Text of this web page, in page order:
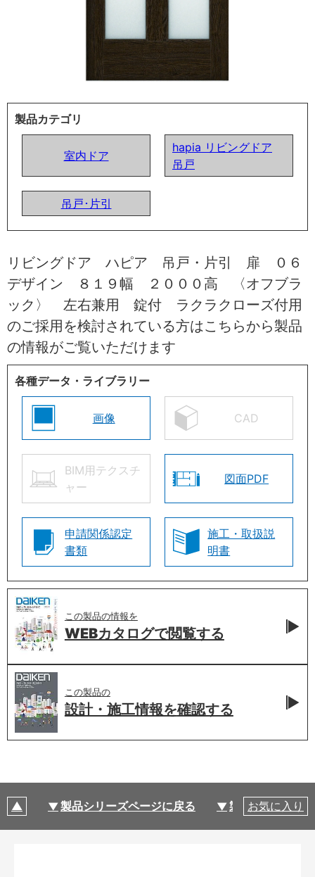
製品カテゴリ
室内ドア
hapia リビングドア
吊戸
吊戸･片引
リビングドア ハピア 吊戸・片引 扉 ０６
デザイン ８１９幅 ２０００高 〈オフブラ
ック〉 左右兼用 錠付 ラクラクローズ付用
のご採用を検討されている方はこちらから製品
の情報がご覧いただけます
各種データ・ライブラリー
画像 CAD
BIM用テクスチ
ャー
図面PDF
申請関係認定
書類
施工・取扱説
明書
この製品の情報を
WEBカタログで閲覧する
この製品の
設計・施工情報を確認する
製品シリーズページに戻る 製品仕様
お気に入り